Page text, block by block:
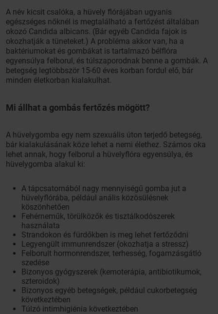
A név kicsit csalóka, a hüvely flórájában ugyanis
egészséges nőknél is megtalálható a fertőzést általában
okozó Candida albicans. (Bár egyéb Candida fajok is
okozhatják a tüneteket.) A probléma akkor van, ha a
baktériumokat és gombákat is tartalmazó bélflóra
egyensúlya felborul, és túlszaporodnak benne a gombák. A
betegség legtöbbször 15-60 éves korban fordul elő, bár
minden életkorban kialakulhat.
Mi állhat a gombás fertőzés mögött?
A hüvelygomba egy nem szexuális úton terjedő betegség,
bár kialakulásának köze lehet a nemi élethez. Számos oka
lehet annak, hogy felborul a hüvelyflóra egyensúlya, és
hüvelygomba alakul ki:
A tápcsatornából nagy mennyiségű gomba jut a
hüvelyflórába, például anális közösülésnek
köszönhetően
Fehérneműk, törülközők és tisztálkodószerek
használata
Strandokon és fürdőkben is meg lehet fertőződni
Legyengült immunrendszer (okozhatja a stressz)
Felborult hormonrendszer, terhesség, fogamzásgátló
szedése
Bizonyos gyógyszerek (kemoterápia, antibiotikumok,
szteroidok)
Bizonyos egyéb betegségek, például cukorbetegség
következtében
Túlzó intimhigiénia következtében